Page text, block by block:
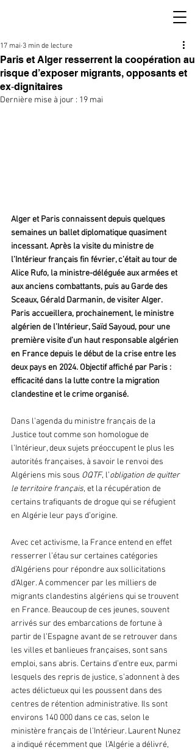
Paris et Alger resserrent la coopération au
risque d’exposer migrants, opposants et
ex‑dignitaires
17 mai 3 min de lecture
Dernière mise à jour : 19 mai
Alger et Paris connaissent depuis quelques
semaines un ballet diplomatique quasiment
incessant. Après la visite du ministre de
l’Intérieur français fin février, c’était au tour de
Alice Rufo, la ministre-déléguée aux armées et
aux anciens combattants, puis au Garde des
Sceaux, Gérald Darmanin, de visiter Alger.
Paris accueillera, prochainement, le ministre
algérien de l’Intérieur, Saïd Sayoud, pour une
première visite d’un haut responsable algérien
en France depuis le début de la crise entre les
deux pays en 2024. Objectif affiché par Paris :
efficacité dans la lutte contre la migration
clandestine et le crime organisé.
Dans l’agenda du ministre français de la
Justice tout comme son homologue de
l’Intérieur, deux sujets préoccupent le plus les
autorités françaises, à savoir le renvoi des
Algériens mis sous OQTF, l’obligation de quitter
le territoire français, et la récupération de
certains trafiquants de drogue qui se réfugient
en Algérie leur pays d’origine.
Avec cet activisme, la France entend en effet
resserrer l’étau sur certaines catégories
d’Algériens pour répondre aux sollicitations
d’Alger. A commencer par les milliers de
migrants clandestins algériens qui se trouvent
en France. Beaucoup de ces jeunes, souvent
arrivés sur des embarcations de fortune à
partir de l’Espagne avant de se retrouver dans
les villes et banlieues françaises, sont sans
emploi, sans abris. Certains d’entre eux, parmi
lesquels des repris de justice, s’adonnent à des
actes délictueux qui les poussent dans des
centres de rétention administrative. Ils sont
environs 140 000 dans ce cas, selon le
ministère français de l’Intérieur. Laurent Nunez
a indiqué récemment que  l’Algérie a délivré,